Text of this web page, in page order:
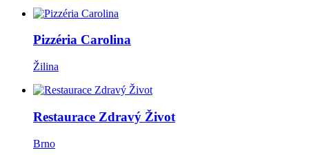
Pizzéria Carolina
Žilina
Restaurace Zdravý Život
Brno